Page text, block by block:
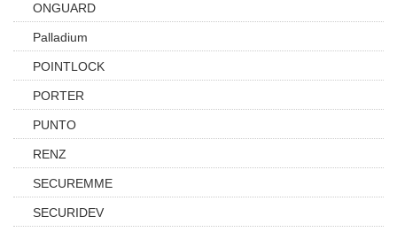
ONGUARD
Palladium
POINTLOCK
PORTER
PUNTO
RENZ
SECUREMME
SECURIDEV